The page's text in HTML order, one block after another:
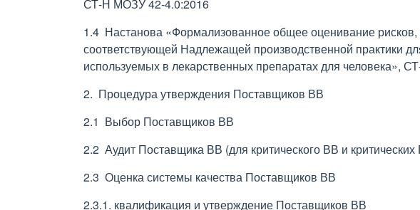
СТ-Н МОЗУ 42-4.0:2016
1.4 Настанова «Формализованное общее оценивание рисков,
соответствующей Надлежащей производственной практики
используемых в лекарственных препаратах для человека»,
2. Процедура утверждения Поставщиков ВВ
2.1 Выбор Поставщиков ВВ
2.2 Аудит Поставщика ВВ (для критического ВВ и
2.3 Оценка системы качества Поставщиков ВВ
2.3.1. квалификация и утверждение Поставщиков ВВ